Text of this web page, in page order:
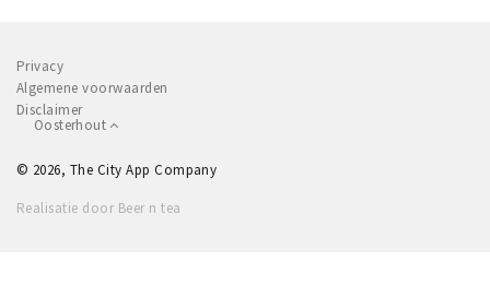
Privacy
Algemene voorwaarden
Disclaimer
Oosterhout
© 2026, The City App Company
Realisatie door Beer n tea